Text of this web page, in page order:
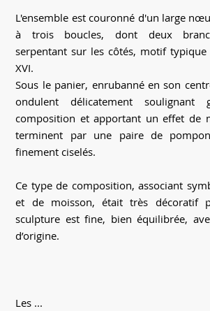
L'ensemble est couronné d'un large
à trois boucles, dont deux
serpentant sur les côtés, motif
XVI.
Sous le panier, enrubanné en son
ondulent délicatement soulignant
composition et apportant un effet de
terminent par une paire de
finement ciselés.
Ce type de composition, associant
et de moisson, était très décoratif
sculpture est fine, bien équilibrée,
d’origine.
Les ...